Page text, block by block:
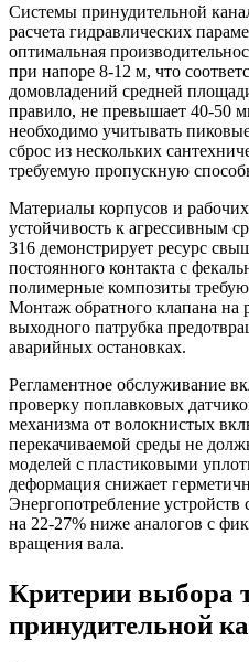
Системы принудительной
расчета гидравлических
оптимальная
при напоре 8-12 м, что
домовладений средней
правило, не превышает 40-50
необходимо учитывать
сброс из нескольких
требуемую пропускную
Материалы корпусов и
устойчивость к агрессивным
316 демонстрирует ресурс
постоянного контакта с
полимерные композиты
Монтаж обратного клапана на
выходного патрубка
аварийных остановках.
Регламентное обслуживание
проверку поплавковых
механизма от волокнистых
перекачиваемой среды не
моделей с пластиковыми
деформация снижает
Энергопотребление
на 22-27% ниже аналогов с
вращения вала.
Критерии выбора
принудительной